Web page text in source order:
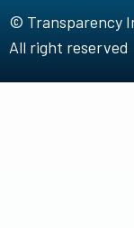
© Transparency
All right reserved